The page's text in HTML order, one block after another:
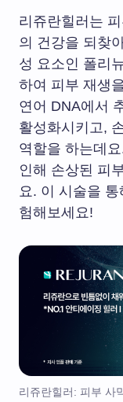
리쥬란힐러는
의 건강을 되찾
성 요소인 폴리
하여 피부 재생
연어 DNA에서
활성화시키고,
역할을 하는데
인해 손상된 피
요. 이 시술을
험해보세요!
리쥬란힐러: 피부 사